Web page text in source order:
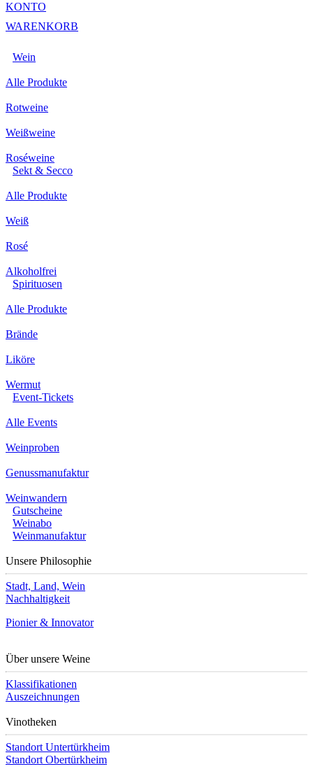
KONTO
WARENKORB
Wein
Alle Produkte
Rotweine
Weißweine
Roséweine
Sekt & Secco
Alle Produkte
Weiß
Rosé
Alkoholfrei
Spirituosen
Alle Produkte
Brände
Liköre
Wermut
Event-Tickets
Alle Events
Weinproben
Genussmanufaktur
Weinwandern
Gutscheine
Weinabo
Weinmanufaktur
Unsere Philosophie
Stadt, Land, Wein
Nachhaltigkeit
Pionier & Innovator
Über unsere Weine
Klassifikationen
Auszeichnungen
Vinotheken
Standort Untertürkheim
Standort Obertürkheim